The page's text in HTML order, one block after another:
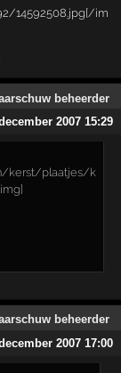
2007 15:29
2007 17:00